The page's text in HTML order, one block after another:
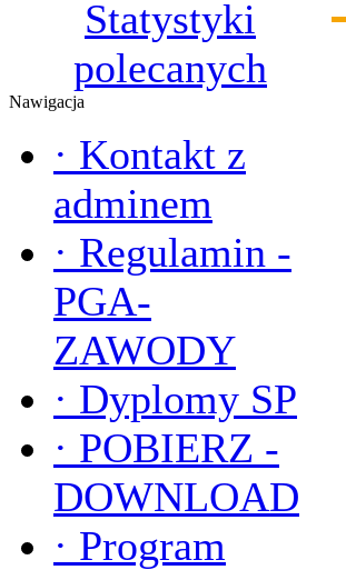
Statystyki
polecanych
Nawigacja
· Kontakt z
adminem
· Regulamin -
PGA-
ZAWODY
· Dyplomy SP
· POBIERZ -
DOWNLOAD
· Program